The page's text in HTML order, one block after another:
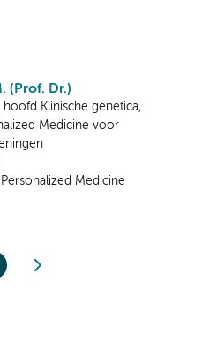
(Prof. Dr.)
hoofd Klinische genetica,
Medicine voor
Medicine